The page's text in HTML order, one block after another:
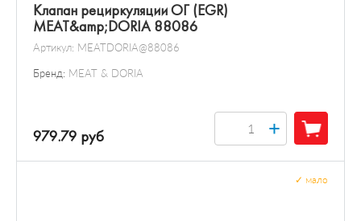
Клапан рециркуляции ОГ (EGR)
MEAT&amp;DORIA 88086
Артикул: MEATDORIA@88086
Бренд: MEAT & DORIA
979.79 руб +
мало